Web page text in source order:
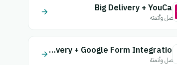
Big Delivery + YouCan
اتصل وأتمتة
Big Delivery + Google Form Integration
اتصل وأتمتة